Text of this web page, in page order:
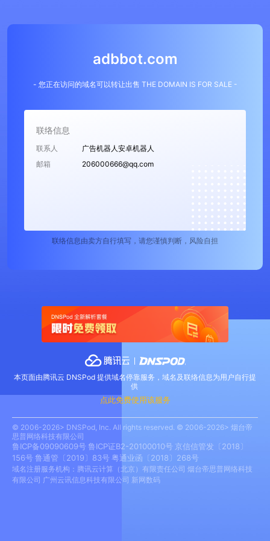
adbbot.com
- 您正在访问的域名可以转让出售 THE DOMAIN IS FOR SALE -
联络信息
联系人
广告机器人安卓机器人
邮箱
206000666@qq.com
联络信息由卖方自行填写，请您谨慎判断，风险自担
本页面由腾讯云 DNSPod 提供域名停靠服务，域名及联络信息为用户自行提
供
点此免费使用该服务
© 2006-2026> DNSPod, Inc. All rights reserved. © 2006-2026> 烟台帝
思普网络科技有限公司
鲁ICP备09090609号 鲁ICP证B2-20100010号 京信信管发〔2018〕
156号 鲁通管〔2019〕83号 粤通业函〔2018〕268号
域名注册服务机构：腾讯云计算（北京）有限责任公司 烟台帝思普网络科技
有限公司 广州云讯信息科技有限公司 新网数码